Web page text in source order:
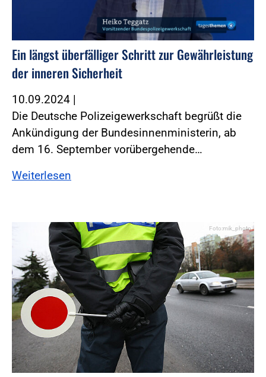
Ein längst überfälliger Schritt zur Gewährleistung
der inneren Sicherheit
10.09.2024 |
Die Deutsche Polizeigewerkschaft begrüßt die
Ankündigung der Bundesinnenministerin, ab
dem 16. September vorübergehende…
Weiterlesen
Foto:mik_photo